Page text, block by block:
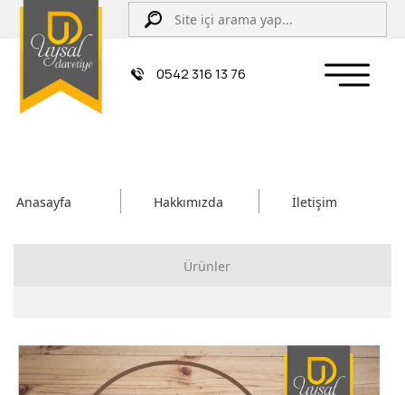
Ürünler
Zarflı Davetiye
Sünnet Davetiyesi
Anasayfa Hakkımızda İletişim
0542 316 13 76